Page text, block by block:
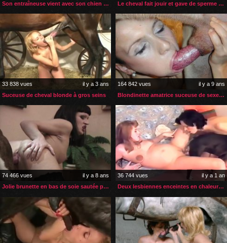
Son entraîneuse vient avec son chien en guise de récompense xxx
Le cheval fait jouir et gave de sperme la petite blonde
33 838 vues
il y a 3 ans
Suceuse de cheval blonde à gros seins
164 842 vues
il y a 9 ans
Blondinette amatrice suceuse de sexe de chien
74 466 vues
il y a 8 ans
Jolie brunette en bas de soie sautée par son chien
36 744 vues
il y a 1 an
Deux lesbiennes enceintes en chaleur soulagées par leur chien